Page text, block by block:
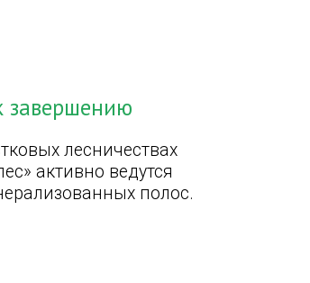
завершению
лесничествах
активно ведутся
полос.